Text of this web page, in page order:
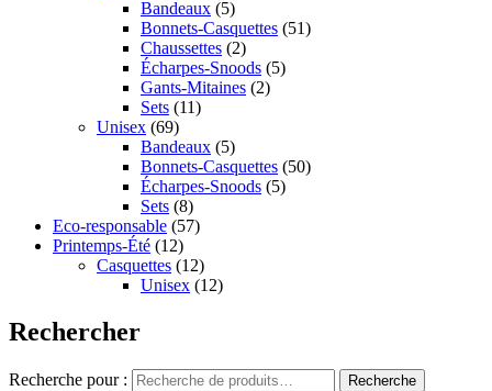
Bandeaux (5)
Bonnets-Casquettes (51)
Chaussettes (2)
Écharpes-Snoods (5)
Gants-Mitaines (2)
Sets (11)
Unisex (69)
Bandeaux (5)
Bonnets-Casquettes (50)
Écharpes-Snoods (5)
Sets (8)
Eco-responsable (57)
Printemps-Été (12)
Casquettes (12)
Unisex (12)
Rechercher
Recherche pour : Recherche